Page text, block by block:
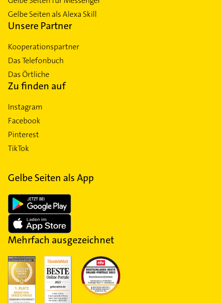
Gelbe Seiten als Alexa Skill
Unsere Partner
Kooperationspartner
Das Telefonbuch
Das Örtliche
Zu finden auf
Instagram
Facebook
Pinterest
TikTok
Gelbe Seiten als App
Mehrfach ausgezeichnet